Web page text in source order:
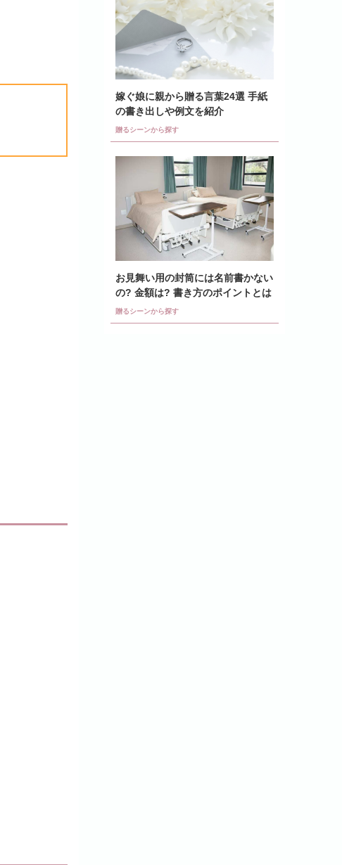
嫁ぐ娘に親から贈る言葉24選 手紙
の書き出しや例文を紹介
贈るシーンから探す
お見舞い用の封筒には名前書かない
の? 金額は? 書き方のポイントとは
贈るシーンから探す